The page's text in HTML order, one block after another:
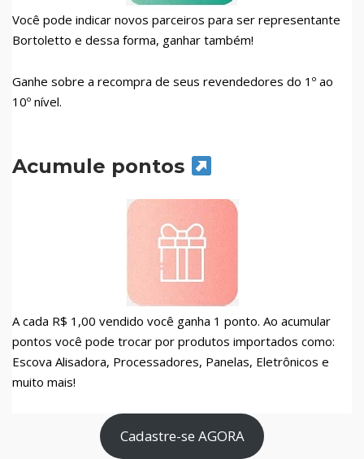
Você pode indicar novos parceiros para ser representante
Bortoletto e dessa forma, ganhar também!
Ganhe sobre a recompra de seus revendedores do 1º ao
10º nível.
Acumule pontos
A cada R$ 1,00 vendido você ganha 1 ponto. Ao acumular
pontos você pode trocar por produtos importados como:
Escova Alisadora, Processadores, Panelas, Eletrônicos e
muito mais!
Cadastre-se AGORA